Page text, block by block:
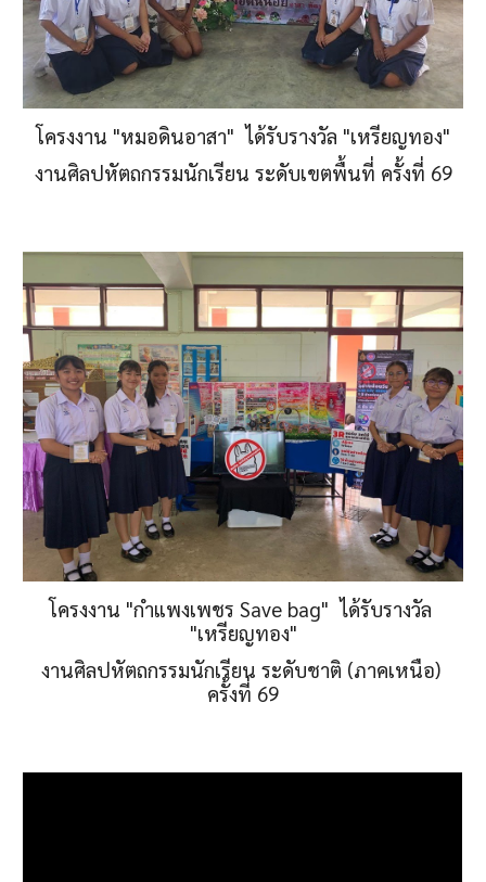
โครงงาน "หมอดินอาสา" ได้รับรางวัล "เหรียญทอง"
งานศิลปหัตถกรรมนักเรียน ระดับเขตพื้นที่ ครั้งที่ 69
โครงงาน "กำแพงเพชร Save bag" ได้รับรางวัล
"เหรียญทอง"
งานศิลปหัตถกรรมนักเรียน ระดับชาติ (ภาคเหนือ)
ครั้งที่ 69